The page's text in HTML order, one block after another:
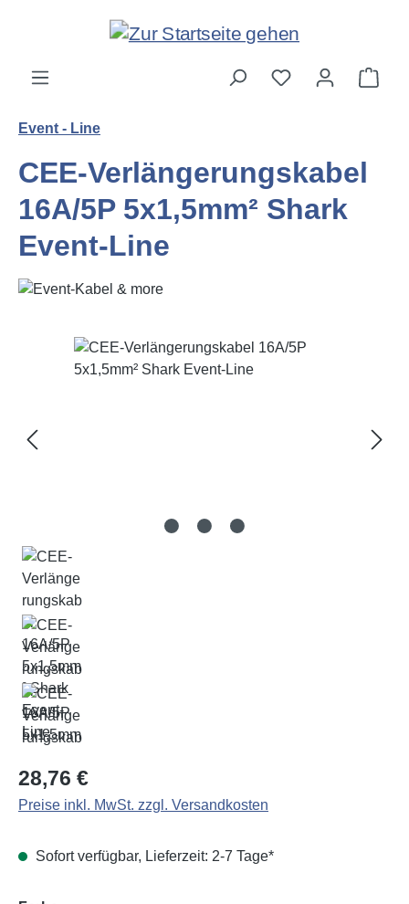
Zum Hauptinhalt springen
Event - Line
CEE-Verlängerungskabel
16A/5P 5x1,5mm² Shark
Event-Line
Bildergalerie überspringen
Regulärer Preis:
28,76 €
Preise inkl. MwSt. zzgl. Versandkosten
Sofort verfügbar, Lieferzeit: 2-7 Tage*